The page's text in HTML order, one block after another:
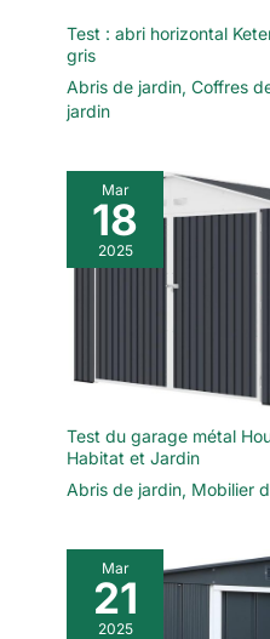
Test : abri horizontal
gris
Abris de jardin, Coffres
jardin
Mar
18
2025
Test du garage métal
Habitat et Jardin
Abris de jardin, Mobilier
Mar
21
2025